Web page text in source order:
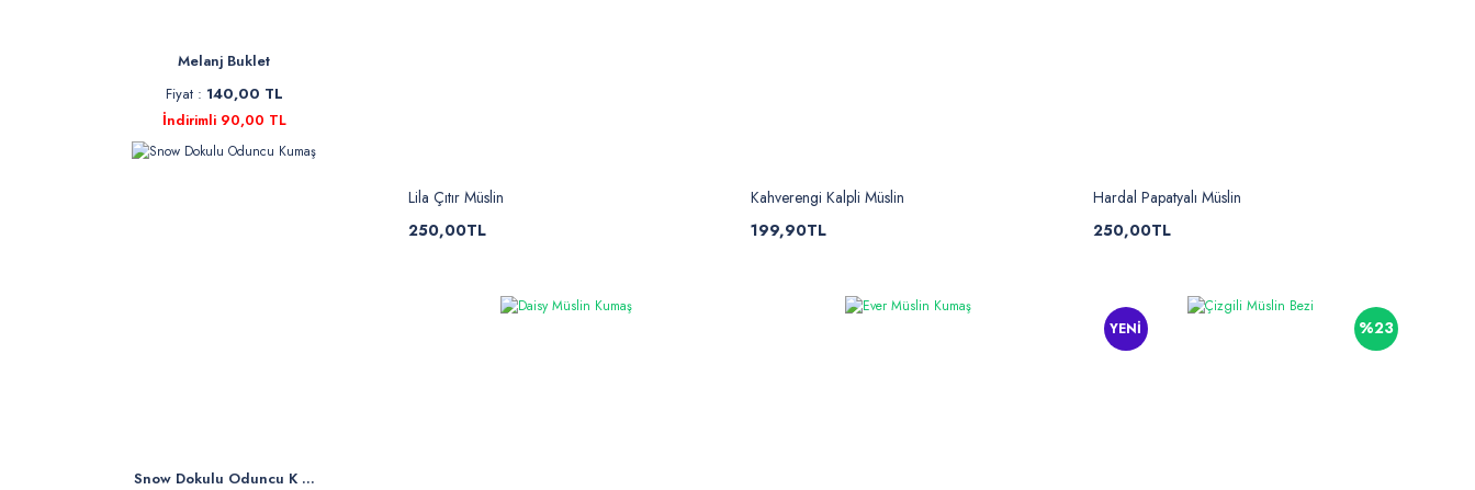
Melanj Buklet
Fiyat : 140,00 TL
İndirimli 90,00 TL
Snow Dokulu Oduncu K ...
Lila Çıtır Müslin
250,00TL
Kahverengi Kalpli Müslin
199,90TL
Hardal Papatyalı Müslin
250,00TL
%23
YENİ